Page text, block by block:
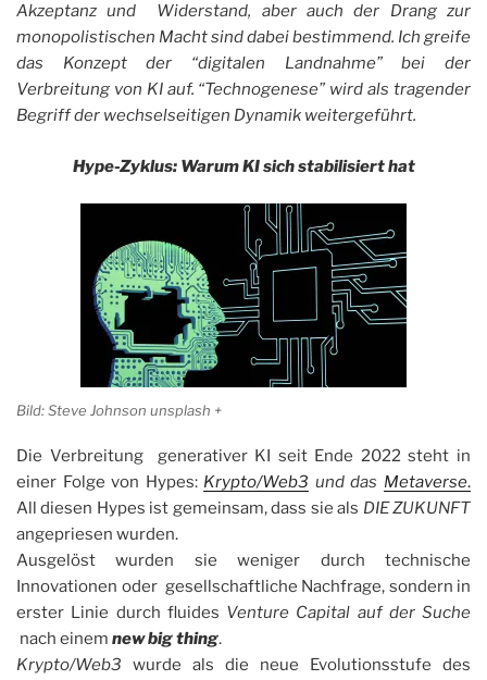
Akzeptanz und Widerstand, aber auch der Drang zur
monopolistischen Macht sind dabei bestimmend. Ich greife
das Konzept der “digitalen Landnahme” bei der
Verbreitung von KI auf. “Technogenese” wird als tragender
Begriff der wechselseitigen Dynamik weitergeführt.
Hype-Zyklus: Warum KI sich stabilisiert hat
Bild: Steve Johnson unsplash +
Die Verbreitung generativer KI seit Ende 2022 steht in
einer Folge von Hypes: Krypto/Web3 und das Metaverse.
All diesen Hypes ist gemeinsam, dass sie als DIE ZUKUNFT
angepriesen wurden.
Ausgelöst wurden sie weniger durch technische
Innovationen oder gesellschaftliche Nachfrage, sondern in
erster Linie durch fluides Venture Capital auf der Suche
nach einem new big thing.
Krypto/Web3 wurde als die neue Evolutionsstufe des